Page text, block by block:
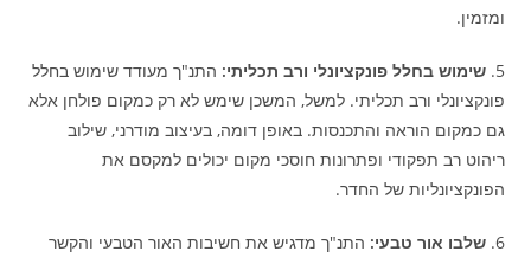
ומזמין.
5. שימוש בחלל פונקציונלי ורב תכליתי: התנ"ך מעודד שימוש בחלל
פונקציונלי ורב תכליתי. למשל, המשכן שימש לא רק כמקום פולחן אלא
גם כמקום הוראה והתכנסות. באופן דומה, בעיצוב מודרני, שילוב
ריהוט רב תפקודי ופתרונות חוסכי מקום יכולים למקסם את
הפונקציונליות של החדר.
6. שלבו אור טבעי: התנ"ך מדגיש את חשיבות האור הטבעי והקשר